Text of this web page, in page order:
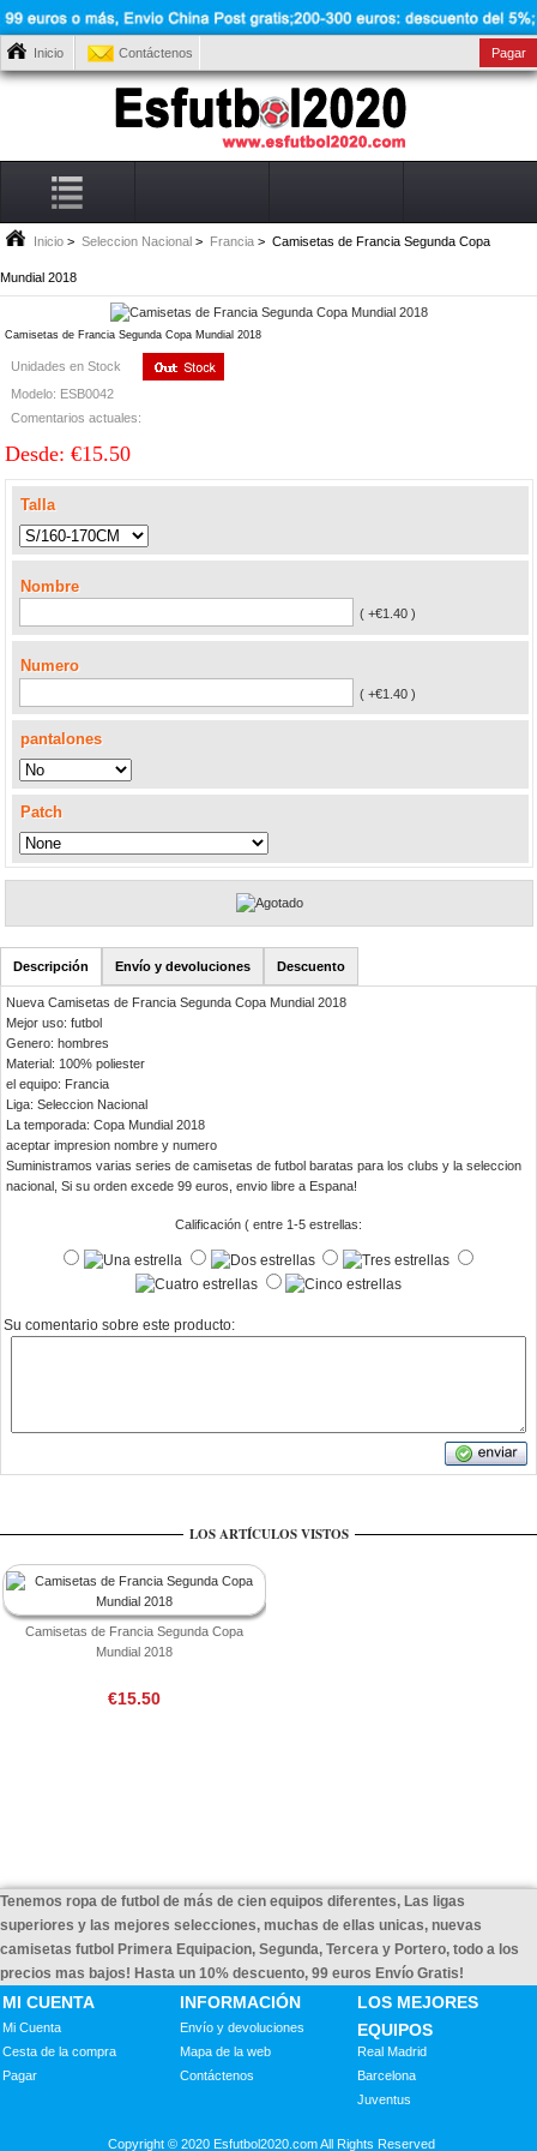
Inicio Contáctenos Pagar
Inicio > Seleccion Nacional > Francia > Camisetas de Francia Segunda Copa
Mundial 2018
Camisetas de Francia Segunda Copa Mundial 2018
Unidades en Stock
Modelo: ESB0042
Comentarios actuales:
Desde: €15.50
Talla
Nombre
( +€1.40 )
Numero
( +€1.40 )
pantalones
Patch
Descripción Envío y devoluciones Descuento
Nueva Camisetas de Francia Segunda Copa Mundial 2018
Mejor uso: futbol
Genero: hombres
Material: 100% poliester
el equipo: Francia
Liga: Seleccion Nacional
La temporada: Copa Mundial 2018
aceptar impresion nombre y numero
Suministramos varias series de camisetas de futbol baratas para los clubs y la seleccion
nacional, Si su orden excede 99 euros, envio libre a Espana!
Calificación ( entre 1-5 estrellas:
Su comentario sobre este producto:
LOS ARTÍCULOS VISTOS
Camisetas de Francia Segunda Copa
Mundial 2018
€15.50
Tenemos ropa de futbol de más de cien equipos diferentes, Las ligas
superiores y las mejores selecciones, muchas de ellas unicas, nuevas
camisetas futbol Primera Equipacion, Segunda, Tercera y Portero, todo a los
precios mas bajos! Hasta un 10% descuento, 99 euros Envío Gratis!
MI CUENTA
Mi Cuenta
Cesta de la compra
Pagar
INFORMACIÓN
Envío y devoluciones
Mapa de la web
Contáctenos
LOS MEJORES
EQUIPOS
Real Madrid
Barcelona
Juventus
Copyright © 2020 Esfutbol2020.com All Rights Reserved